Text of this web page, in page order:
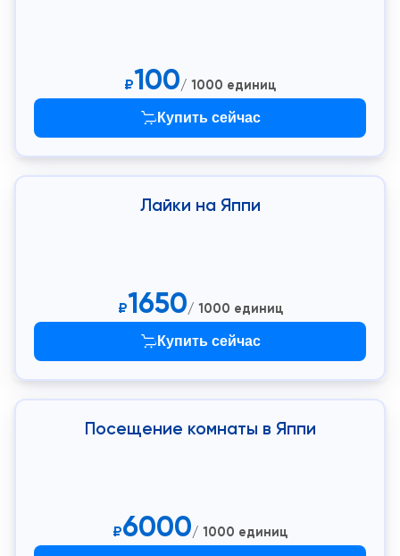
₽100/ 1000 единиц
Купить сейчас
Лайки на Яппи
₽1650/ 1000 единиц
Купить сейчас
Посещение комнаты в Яппи
₽6000/ 1000 единиц